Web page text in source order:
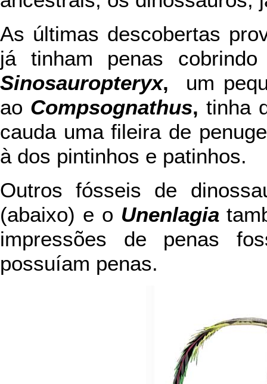
As últimas descobertas
já tinham penas
Sinosauropteryx,
um
ao Compsognathus, tinha
cauda uma fileira de
à dos pintinhos e patinhos.
Outros fósseis de
(abaixo) e o Unenlagia
impressões de penas
possuíam penas.